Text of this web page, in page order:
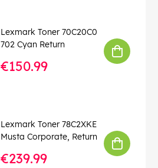
Lexmark Toner 70C20C0
702 Cyan Return
€150.99
Lexmark Toner 78C2XKE
Musta Corporate, Return
€239.99